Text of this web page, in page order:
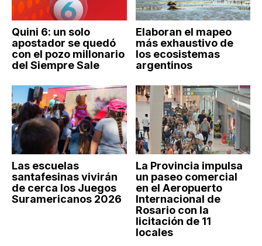
Quini 6: un solo
apostador se quedó
con el pozo millonario
del Siempre Sale
Elaboran el mapeo
más exhaustivo de
los ecosistemas
argentinos
Las escuelas
santafesinas vivirán
de cerca los Juegos
Suramericanos 2026
La Provincia impulsa
un paseo comercial
en el Aeropuerto
Internacional de
Rosario con la
licitación de 11
locales